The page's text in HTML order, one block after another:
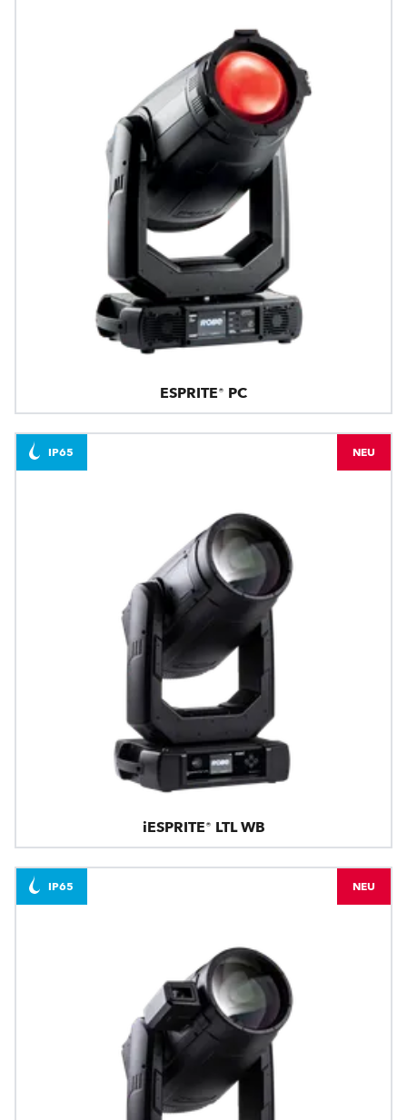
ESPRITE® PC
iESPRITE® LTL WB
IP65 NEU
IP65 NEU